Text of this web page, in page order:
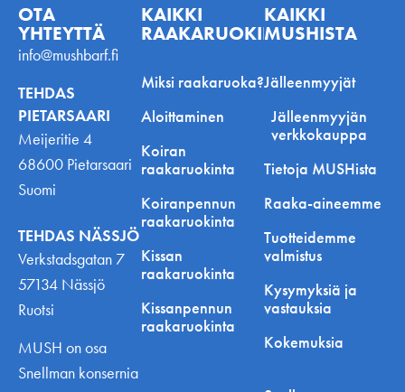
OTA
YHTEYTTÄ
info@mushbarf.fi
TEHDAS
PIETARSAARI
Meijeritie 4
68600 Pietarsaari
Suomi
TEHDAS NÄSSJÖ
Verkstadsgatan 7
57134 Nässjö
Ruotsi
MUSH on osa
Snellman konsernia
KAIKKI
RAAKARUOKINNASTA
Miksi raakaruoka?
Aloittaminen
Koiran
raakaruokinta
Koiranpennun
raakaruokinta
Kissan
raakaruokinta
Kissanpennun
raakaruokinta
KAIKKI
MUSHISTA
Jälleenmyyjät
Jälleenmyyjän
verkkokauppa
Tietoja MUSHista
Raaka-aineemme
Tuotteidemme
valmistus
Kysymyksiä ja
vastauksia
Kokemuksia